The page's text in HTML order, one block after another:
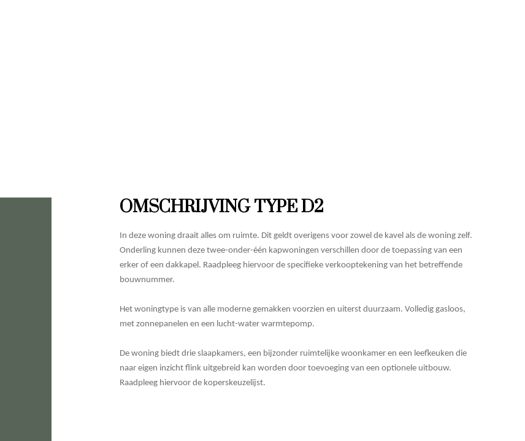
OMSCHRIJVING TYPE D2
In deze woning draait alles om ruimte. Dit geldt overigens voor zowel de kavel als de woning zelf.
Onderling kunnen deze twee-onder-één kapwoningen verschillen door de toepassing van een
erker of een dakkapel. Raadpleeg hiervoor de specifieke verkooptekening van het betreffende
bouwnummer.
Het woningtype is van alle moderne gemakken voorzien en uiterst duurzaam. Volledig gasloos,
met zonnepanelen en een lucht-water warmtepomp.
De woning biedt drie slaapkamers, een bijzonder ruimtelijke woonkamer en een leefkeuken die
naar eigen inzicht flink uitgebreid kan worden door toevoeging van een optionele uitbouw.
Raadpleeg hiervoor de koperskeuzelijst.